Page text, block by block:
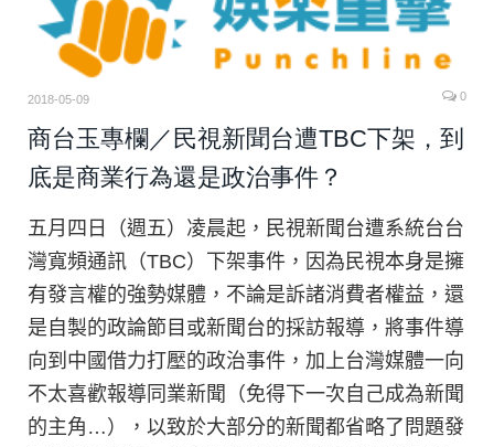
2018-05-09 0
商台玉專欄／民視新聞台遭TBC下架，到
底是商業行為還是政治事件？
五月四日（週五）凌晨起，民視新聞台遭系統台台
灣寬頻通訊（TBC）下架事件，因為民視本身是擁
有發言權的強勢媒體，不論是訴諸消費者權益，還
是自製的政論節目或新聞台的採訪報導，將事件導
向到中國借力打壓的政治事件，加上台灣媒體一向
不太喜歡報導同業新聞（免得下一次自己成為新聞
的主角…），以致於大部分的新聞都省略了問題發